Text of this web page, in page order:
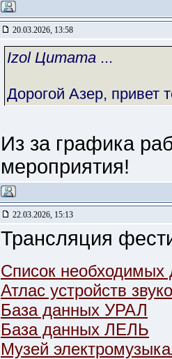
20.03.2026, 13:58
Izol Цитата ...
Дорогой Азер, привет
Из за графика
мероприятия!
22.03.2026, 15:13
Трансляция
Список необходимых
Атлас устройств
База данных УРАЛ
База данных ЛЕЛЬ
Музей